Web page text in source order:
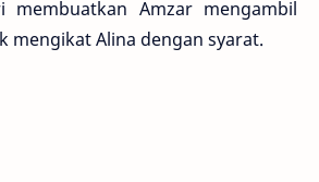
membuatkan Amzar mengambil
mengikat Alina dengan syarat.